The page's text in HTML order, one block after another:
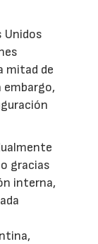
Unidos
mitad de
embargo,
gracias
interna,